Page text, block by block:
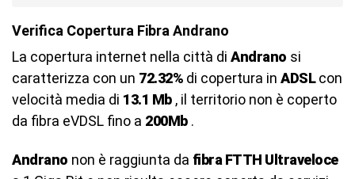
Verifica Copertura Fibra Andrano
La copertura internet nella città di Andrano si
caratterizza con un 72.32% di copertura in ADSLcon
velocità media di 13.1 Mb, il territorio non è coperto
da fibra eVDSL fino a 200Mb.
Andrano non è raggiunta da fibra FTTH Ultraveloce